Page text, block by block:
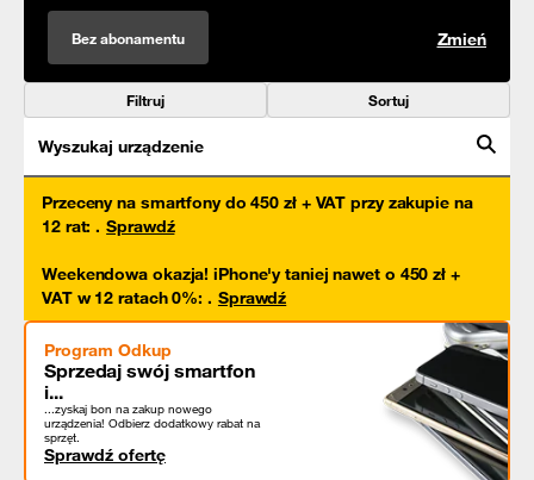
Bez abonamentu Zmień
Filtruj Sortuj
Wyszukaj urządzenie
Przeceny na smartfony do 450 zł + VAT przy zakupie na
12 rat: . Sprawdź
Weekendowa okazja! iPhone'y taniej nawet o 450 zł +
VAT w 12 ratach 0%: . Sprawdź
Program Odkup
Sprzedaj swój smartfon
i...
...zyskaj bon na zakup nowego
urządzenia! Odbierz dodatkowy rabat na
sprzęt.
Sprawdź ofertę